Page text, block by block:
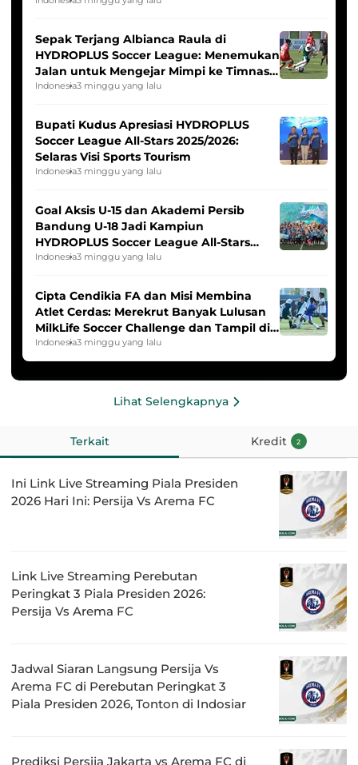
Sepak Terjang Albianca Raula di
HYDROPLUS Soccer League: Menemukan
Jalan untuk Mengejar Mimpi ke Timnas
Indonesia Putri
Indonesia3 minggu yang lalu
Bupati Kudus Apresiasi HYDROPLUS
Soccer League All-Stars 2025/2026:
Selaras Visi Sports Tourism
Indonesia3 minggu yang lalu
Goal Aksis U-15 dan Akademi Persib
Bandung U-18 Jadi Kampiun
HYDROPLUS Soccer League All-Stars
2025/2026
Indonesia3 minggu yang lalu
Cipta Cendikia FA dan Misi Membina
Atlet Cerdas: Merekrut Banyak Lulusan
MilkLife Soccer Challenge dan Tampil di
HYDROPLUS Soccer League
Indonesia3 minggu yang lalu
Lihat Selengkapnya
Terkait Kredit 2
Ini Link Live Streaming Piala Presiden
2026 Hari Ini: Persija Vs Arema FC
Link Live Streaming Perebutan
Peringkat 3 Piala Presiden 2026:
Persija Vs Arema FC
Jadwal Siaran Langsung Persija Vs
Arema FC di Perebutan Peringkat 3
Piala Presiden 2026, Tonton di Indosiar
Prediksi Persija Jakarta vs Arema FC di